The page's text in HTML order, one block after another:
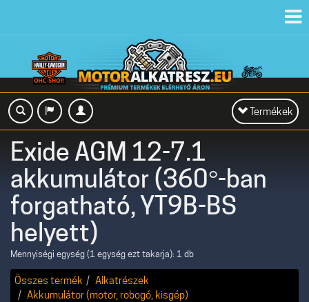
Toggle
navigation
Termékek
Exide AGM 12-7.1
akkumulátor (360°-ban
forgatható, YT9B-BS
helyett)
Mennyiségi egység (1 egység ezt takarja): 1 db
Összes termék
Alkatrészek
Akkumulátor (motor, robogó, kisgép)